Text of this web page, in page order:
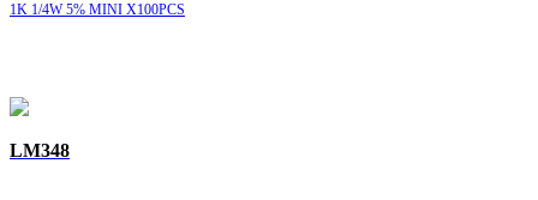
1K 1/4W 5% MINI X100PCS
LM348